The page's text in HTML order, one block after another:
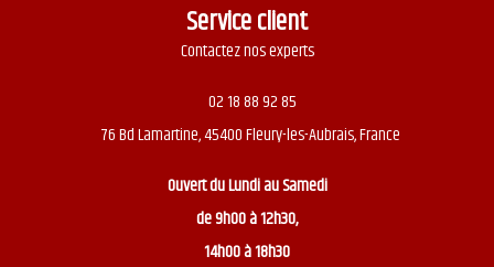
Service client
Contactez nos experts
02 18 88 92 85
76 Bd Lamartine, 45400 Fleury-les-Aubrais, France
Ouvert duLundi au Samedi
de 9h00 à 12h30,
14h00 à 18h30